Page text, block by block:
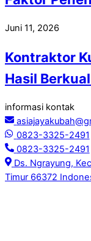
Juni 11, 2026
Kontraktor
Hasil
informasi kontak
0823-3325-2491
0823-3325-2491
Ds. Ngrayung,
Timur 66372